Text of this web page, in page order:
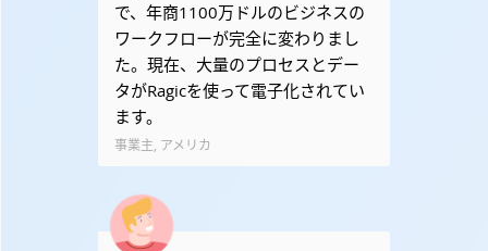
で、年商1100万ドルのビジネスの
ワークフローが完全に変わりまし
た。現在、大量のプロセスとデー
タがRagicを使って電子化されてい
ます。
事業主, アメリカ